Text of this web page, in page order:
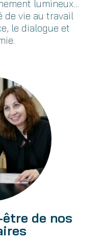
lumineux…
de vie au travail
le dialogue et
de nos